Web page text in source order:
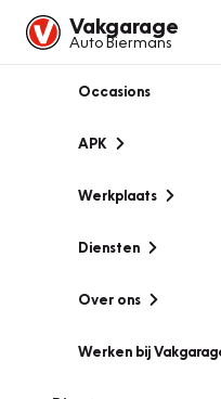
Vakgarage
Auto Biermans
Occasions
APK
Werkplaats
Diensten
Over ons
Werken bij